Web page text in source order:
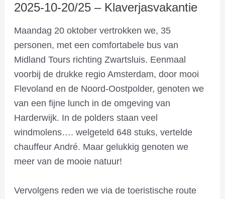
2025-10-20/25 – Klaverjasvakantie
Maandag 20 oktober vertrokken we, 35
personen, met een comfortabele bus van
Midland Tours richting Zwartsluis. Eenmaal
voorbij de drukke regio Amsterdam, door mooi
Flevoland en de Noord-Oostpolder, genoten we
van een fijne lunch in de omgeving van
Harderwijk. In de polders staan veel
windmolens…. welgeteld 648 stuks, vertelde
chauffeur André. Maar gelukkig genoten we
meer van de mooie natuur!
Vervolgens reden we via de toeristische route